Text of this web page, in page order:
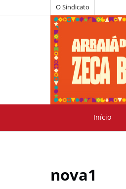
O Sindicato
Início
nova1